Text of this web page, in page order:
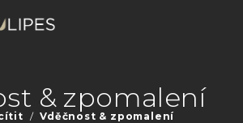
košík
& zpomalení
/ Vděčnost & zpomalení